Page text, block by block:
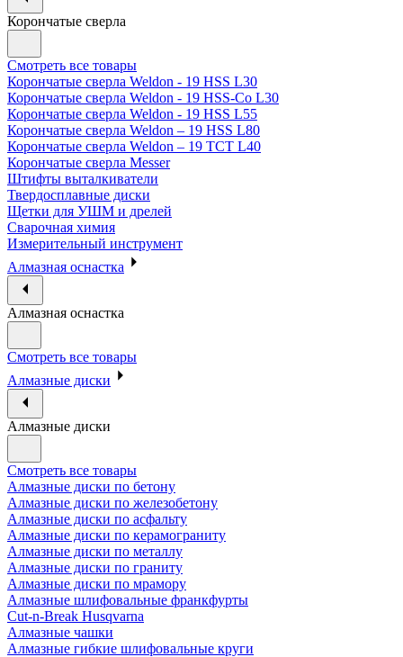
Корончатые сверла
Смотреть все товары
Корончатые сверла Weldon - 19 HSS L30
Корончатые сверла Weldon - 19 HSS-Co L30
Корончатые сверла Weldon - 19 HSS L55
Корончатые сверла Weldon – 19 HSS L80
Корончатые сверла Weldon – 19 TCT L40
Корончатые сверла Messer
Штифты выталкиватели
Твердосплавные диски
Щетки для УШМ и дрелей
Сварочная химия
Измерительный инструмент
Алмазная оснастка
Алмазная оснастка
Смотреть все товары
Алмазные диски
Алмазные диски
Смотреть все товары
Алмазные диски по бетону
Алмазные диски по железобетону
Алмазные диски по асфальту
Алмазные диски по керамограниту
Алмазные диски по металлу
Алмазные диски по граниту
Алмазные диски по мрамору
Алмазные шлифовальные франкфурты
Cut-n-Break Husqvarna
Алмазные чашки
Алмазные гибкие шлифовальные круги